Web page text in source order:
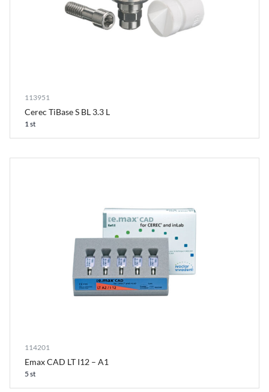
113951
Cerec TiBase S BL 3.3 L
1 st
114201
Emax CAD LT I12 – A1
5 st